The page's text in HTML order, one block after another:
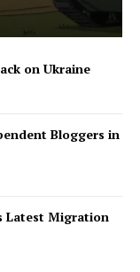
on Ukraine
Bloggers in
Latest Migration